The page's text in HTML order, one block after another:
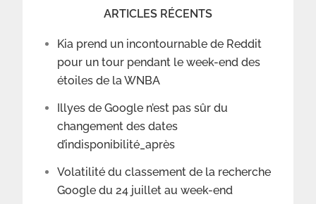
ARTICLES RÉCENTS
Kia prend un incontournable de Reddit
pour un tour pendant le week-end des
étoiles de la WNBA
Illyes de Google n’est pas sûr du
changement des dates
d’indisponibilité_après
Volatilité du classement de la recherche
Google du 24 juillet au week-end